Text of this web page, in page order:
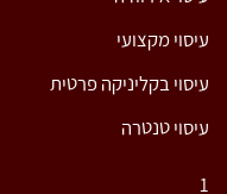
עיסוי מקצועי
עיסוי בקליניקה פרטית
עיסוי טנטרה
1